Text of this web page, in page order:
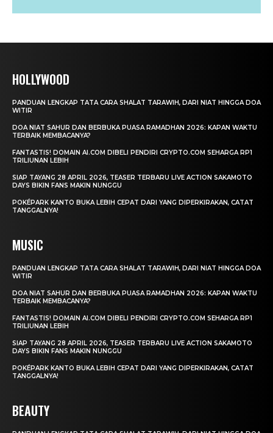
HOLLYWOOD
PANDUAN LENGKAP TATA CARA SHALAT TARAWIH, DARI NIAT HINGGA DOA
WITIR
DOA NIAT SAHUR DAN BERBUKA PUASA RAMADHAN 2026: KAPAN WAKTU
TERBAIK MEMBACANYA?
FANTASTIS! DOMAIN AI.COM DIBELI PENDIRI CRYPTO.COM SEHARGA RP1
TRILIUNAN LEBIH
SIAP TAYANG 28 APRIL 2026, TEASER TERBARU LIVE ACTION SAKAMOTO
DAYS BIKIN FANS MAKIN NUNGGU
POKÉPARK KANTO BUKA LEBIH CEPAT DARI YANG DIPERKIRAKAN, CATAT
TANGGALNYA!
MUSIC
PANDUAN LENGKAP TATA CARA SHALAT TARAWIH, DARI NIAT HINGGA DOA
WITIR
DOA NIAT SAHUR DAN BERBUKA PUASA RAMADHAN 2026: KAPAN WAKTU
TERBAIK MEMBACANYA?
FANTASTIS! DOMAIN AI.COM DIBELI PENDIRI CRYPTO.COM SEHARGA RP1
TRILIUNAN LEBIH
SIAP TAYANG 28 APRIL 2026, TEASER TERBARU LIVE ACTION SAKAMOTO
DAYS BIKIN FANS MAKIN NUNGGU
POKÉPARK KANTO BUKA LEBIH CEPAT DARI YANG DIPERKIRAKAN, CATAT
TANGGALNYA!
BEAUTY